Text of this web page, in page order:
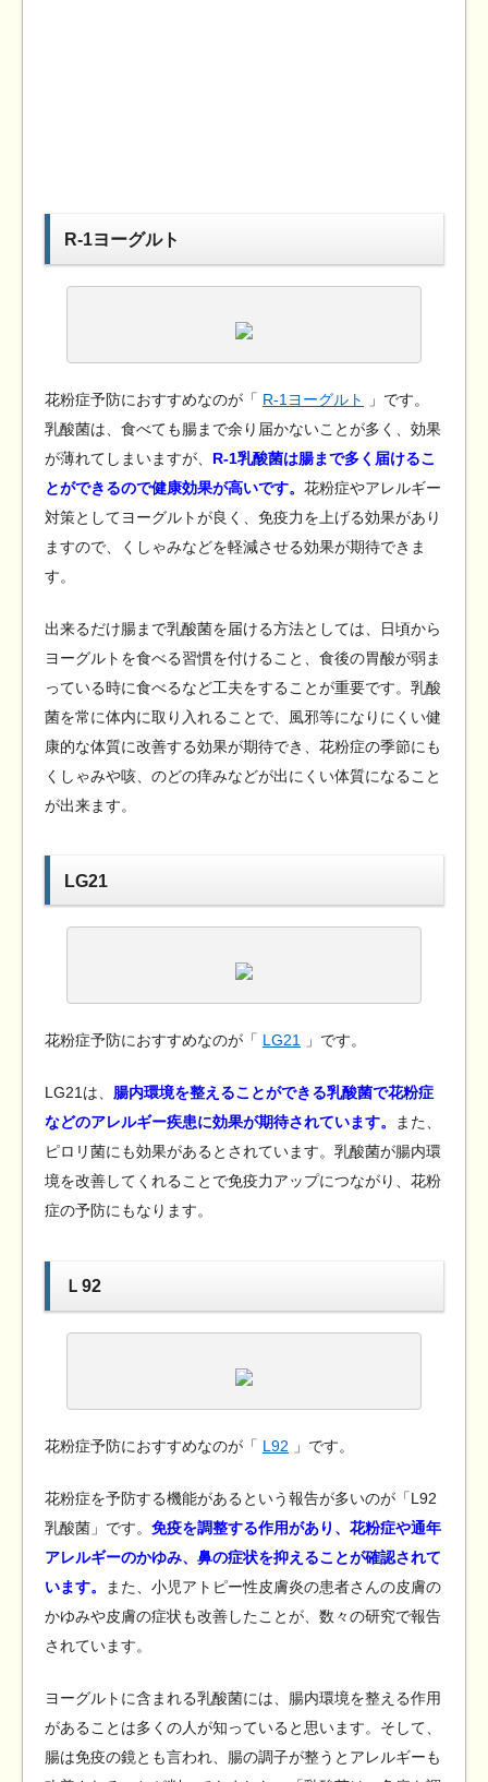
R-1ヨーグルト
花粉症予防におすすめなのが「 R-1ヨーグルト
」です。
乳酸菌は、食べても腸まで余り届かないことが多く、効果
が薄れてしまいますが、 R-1乳酸菌は腸まで多く届けるこ
とができるので健康効果が高いです。 花粉症やアレルギー
対策としてヨーグルトが良く、免疫力を上げる効果があり
ますので、くしゃみなどを軽減させる効果が期待できま
す。
出来るだけ腸まで乳酸菌を届ける方法としては、日頃から
ヨーグルトを食べる習慣を付けること、食後の胃酸が弱ま
っている時に食べるなど工夫をすることが重要です。乳酸
菌を常に体内に取り入れることで、風邪等になりにくい健
康的な体質に改善する効果が期待でき、花粉症の季節にも
くしゃみや咳、のどの痒みなどが出にくい体質になること
が出来ます。
LG21
花粉症予防におすすめなのが「 LG21 」です。
LG21は、 腸内環境を整えることができる乳酸菌で花粉症
などのアレルギー疾患に効果が期待されています。
また、
ピロリ菌にも効果があるとされています。乳酸菌が腸内環
境を改善してくれることで免疫力アップにつながり、花粉
症の予防にもなります。
Ｌ92
花粉症予防におすすめなのが「 L92 」です。
花粉症を予防する機能があるという報告が多いのが「L92
乳酸菌」です。 免疫を調整する作用があり、花粉症や通年
アレルギーのかゆみ、鼻の症状を抑えることが確認されて
います。
また、小児アトピー性皮膚炎の患者さんの皮膚の
かゆみや皮膚の症状も改善したことが、数々の研究で報告
されています。
ヨーグルトに含まれる乳酸菌には、腸内環境を整える作用
があることは多くの人が知っていると思います。そして、
腸は免疫の鏡とも言われ、腸の調子が整うとアレルギーも